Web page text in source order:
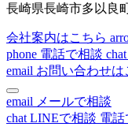
長崎県長崎市多以良
会社案内はこちら
phone 電話で相談 chat
email お問い合わせは
email メールで相談
chat LINEで相談 電話